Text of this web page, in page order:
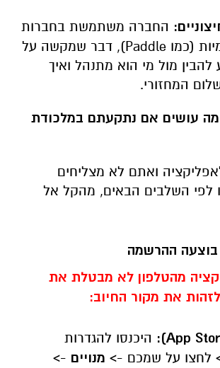
החברה משתמשת בחברות
(כמו Paddle), דבר שמקשה על
מול מי הוא מתנהל ואיך
המחזורי.
מה עושים אם נתקעתם במלכודת
ואתם לא מצליחים
לפי השלבים הבאים, מהקל אל
בוצעה ההרשמה
מהטלפון לא מבטלת את
את מקור החיוב:
App
): היכנסו להגדרות
לחצו על שמכם -> מנויים ->